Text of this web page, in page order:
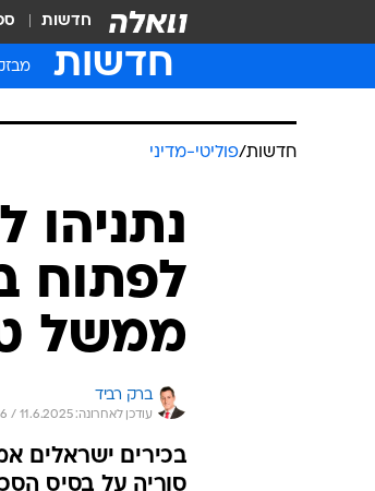
חדשות
חדשות
חדשות/פוליטי-מדיני
נתניהו
לפתוח
ממשל
ברק רביד
עודכן לאחרונה: 11.6.2025 / 15:26
בכירים ישראלים